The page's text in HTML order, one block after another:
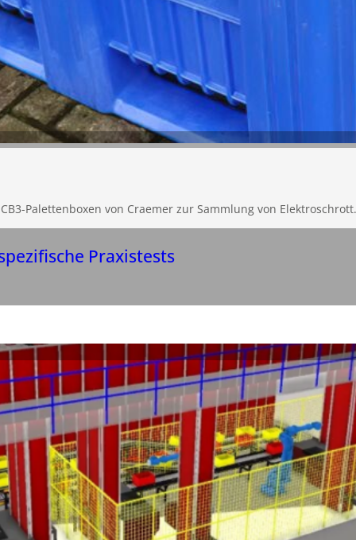
Palettenboxen von Craemer zur Sammlung von Elektroschrott.
Praxistests